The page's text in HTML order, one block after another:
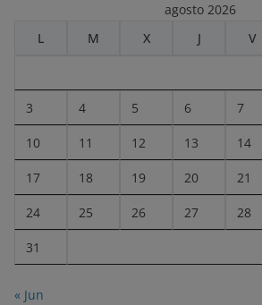
agosto 2026
L
M X J V
3 4 5 6 7
10 11 12 13 14
17 18 19 20 21
24 25 26 27 28
31
« Jun